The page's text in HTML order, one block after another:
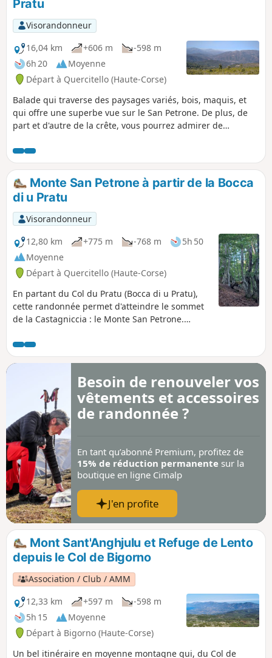
sous-bois aux chênaies et à des parties
découvertes et exposées comme sur les
crêtes. Ainsi, en passant d'un versant à
l'autre, d'une rive à l'autre, vous aurez
l'occasion de découvrir à la fois des vues sur
la mer et les îles qui bordent la Corse, et des
vues sur les montagnes, parfois enneigées
suivant les saisons.
Pratu
Visorandonneur
16,04 km
+606 m
-598 m
6h 20
Moyenne
Départ à Quercitello (Haute-Corse)
Balade qui traverse des paysages variés, bois, maquis, et
qui offre une superbe vue sur le San Petrone. De plus, de
part et d'autre de la crête, vous pourrez admirer de
encore Monte, et avoir une vue sur San Anghjulu, en face.
Monte San Petrone à partir de la Bocca
di u Pratu
Visorandonneur
12,80 km
+775 m -768 m
5h 50
Moyenne
Départ à Quercitello (Haute-Corse)
En partant du Col du Pratu (Bocca di u Pratu),
cette randonnée permet d'atteindre le sommet
de la Castagniccia : le Monte San Petrone.
chemin et superbe panorama au sommet.
Besoin de renouveler vos
vêtements et accessoires
de randonnée ?
En tant qu’abonné Premium, profitez de
15% de réduction permanente sur la
boutique en ligne Cimalp
J'en profite
Mont Sant'Anghjulu et Refuge de Lento
depuis le Col de Bigorno
Association / Club / AMM
12,33 km
+597 m
-598 m
5h 15
Moyenne
Départ à Bigorno (Haute-Corse)
Un bel itinéraire en moyenne montagne qui, du Col de